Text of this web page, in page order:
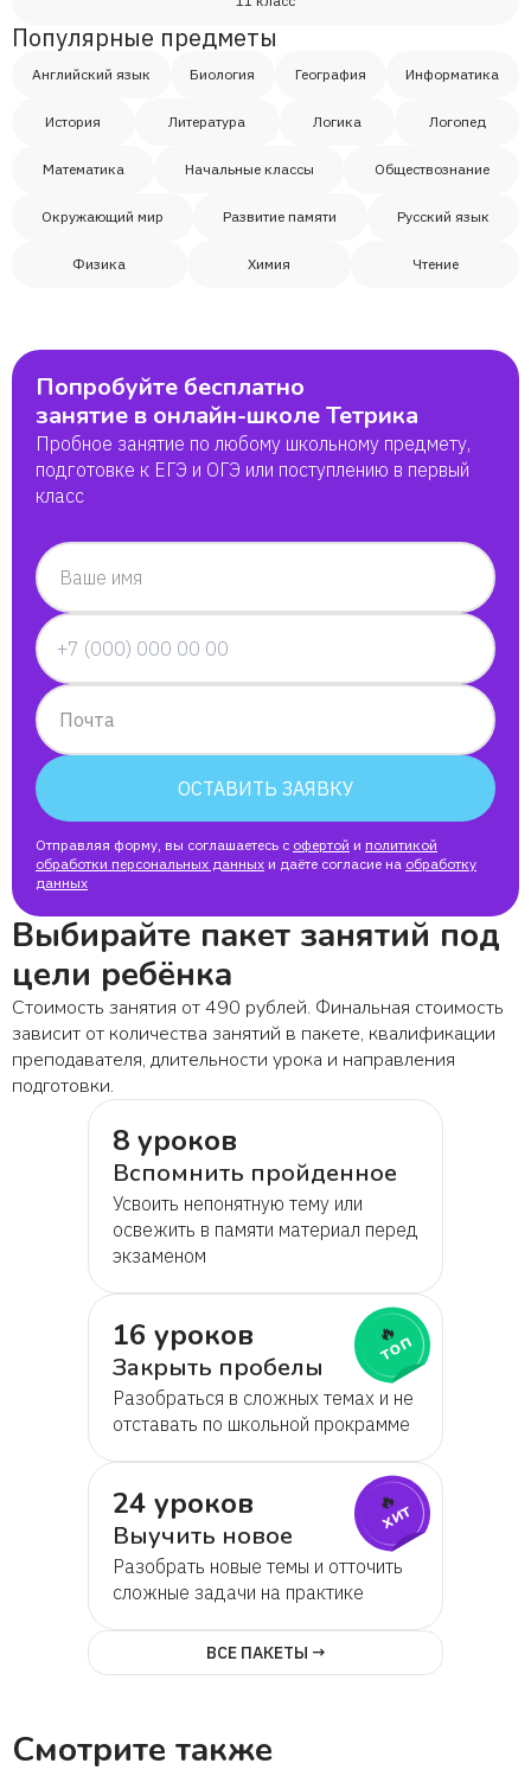
Магомед
Александр
Гоар- Овсепян
Популярные предметы
Английский язык Биология География Информатика
История Литература Логика Логопед
Математика Начальные классы Обществознание
Окружающий мир Развитие памяти Русский язык
Физика Химия Чтение
Попробуйте бесплатно
занятие в онлайн-школе Тетрика
Пробное занятие по любому школьному предмету,
подготовке к ЕГЭ и ОГЭ или поступлению в первый
класс
Ваше имя
Почта
ОСТАВИТЬ ЗАЯВКУ
Отправляя форму, вы соглашаетесь с офертой и политикой
обработки персональных данных и даёте согласие на обработку
данных
Выбирайте пакет занятий под
цели ребёнка
Стоимость занятия от 490 рублей. Финальная стоимость
зависит от количества занятий в пакете, квалификации
преподавателя, длительности урока и направления
подготовки.
8 уроков
Вспомнить пройденное
Усвоить непонятную тему или
освежить в памяти материал перед
экзаменом
16 уроков
Закрыть пробелы
Разобраться в сложных темах и не
отставать по школьной прокрамме
🔥
топ
24 уроков
Выучить новое
Разобрать новые темы и отточить
сложные задачи на практике
🔥
хит
ВСЕ ПАКЕТЫ →
Смотрите также